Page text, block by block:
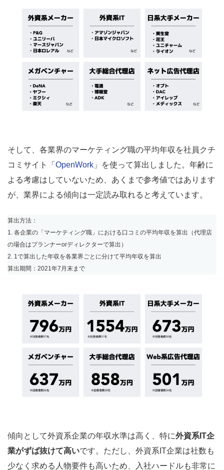
そして、各業界のマーケティング職の平均年収を社員クチ
コミサイト「 OpenWork 」を使って算出しました。年齢に
よる考慮はしていないため、あくまで参考値ではあります
が、業界による傾向は一定読み取れると考えています。
算出方法：
1. 各企業の「マーケティング職」における口コミの平均年収を算出（代理店
の場合はプランナーorディレクターで算出）
2. 1で算出した年収を各業界ごとに分けて平均年収を算出
算出期間：2021年7月末まで
傾向として外資系企業の年収水準は高く、特に外資系IT企
業がずば抜けて高いです。ただし、外資系IT企業は社数も
少なく求める人物要件も高いため、入社ハードルも非常に